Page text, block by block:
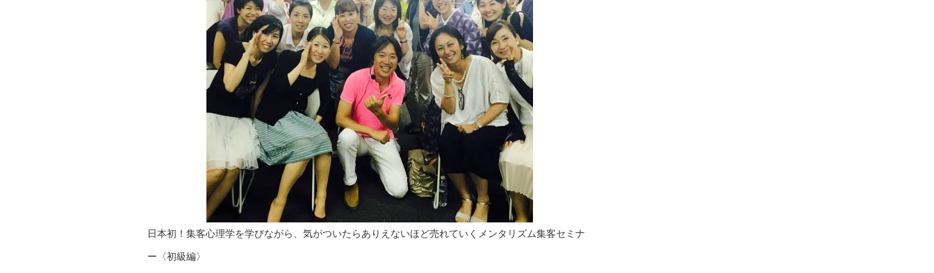
日本初！集客心理学を学びながら、気がついたらありえないほど売れていくメンタリズム集客セミナ
ー〈初級編〉